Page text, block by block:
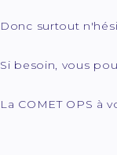
Donc surtout
Si besoin, vous
La COMET OPS à